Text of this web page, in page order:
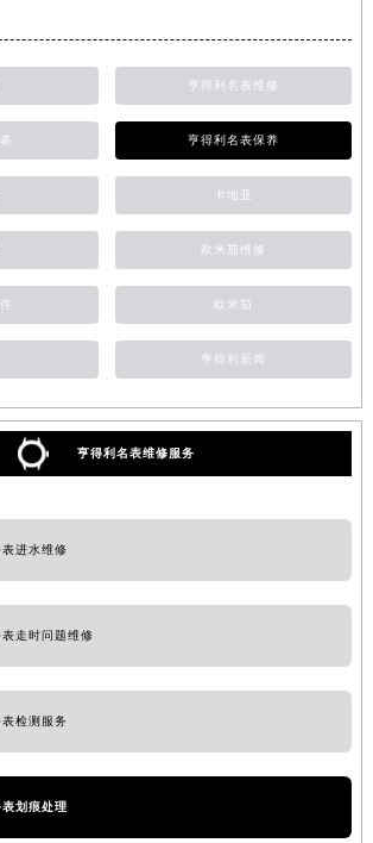
亨得利名表维修
亨得利名表保养
卡地亚
欧米茄维修
欧米茄
亨得利新闻
亨得利名表维修服务
进水维修
走时问题维修
检测服务
划痕处理